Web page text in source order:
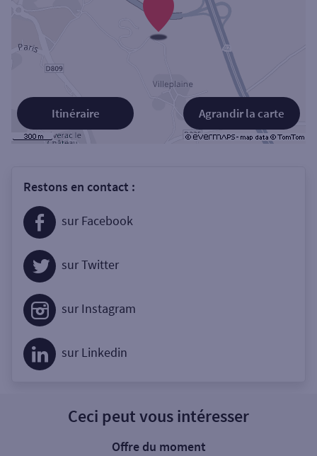
Agrandir la carte
Itinéraire
Restons en contact :
sur Facebook
sur Twitter
sur Instagram
sur Linkedin
Ceci peut vous intéresser
Offre du moment